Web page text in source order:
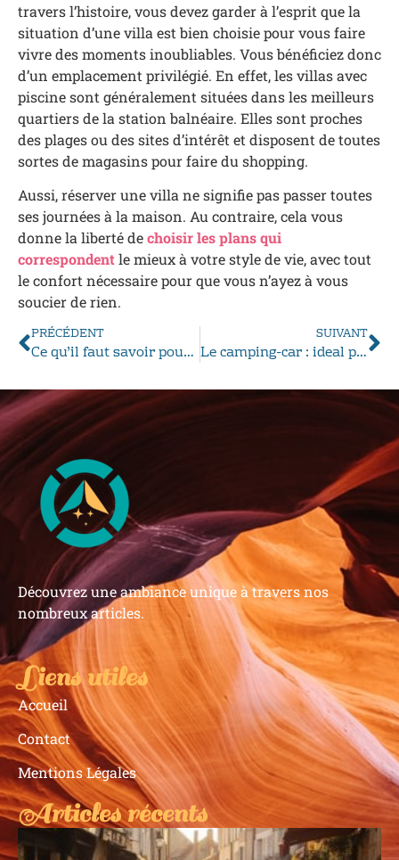
travers l’histoire, vous devez garder à l’esprit que la
situation d’une villa est bien choisie pour vous faire
vivre des moments inoubliables. Vous bénéficiez donc
d’un emplacement privilégié. En effet, les villas avec
piscine sont généralement situées dans les meilleurs
quartiers de la station balnéaire. Elles sont proches
des plages ou des sites d’intérêt et disposent de toutes
sortes de magasins pour faire du shopping.
Aussi, réserver une villa ne signifie pas passer toutes
ses journées à la maison. Au contraire, cela vous
donne la liberté dechoisir les plans qui
correspondentle mieux à votre style de vie, avec tout
le confort nécessaire pour que vous n’ayez à vous
soucier de rien.
PRÉCÉDENT
Ce qu’il faut savoir pour sauter en parachute
SUIVANT
Le camping-car : ideal pour un voyage en famille en immersion dans la culture locale
Découvrez une ambiance unique à travers nos
nombreux articles.
Liens utiles
Accueil
Contact
Mentions Légales
Articles récents